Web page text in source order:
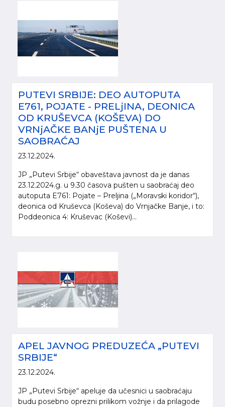
PUTEVI SRBIJE: DEO AUTOPUTA
E761, POJATE - PRELjINA, DEONICA
OD KRUŠEVCA (KOŠEVA) DO
VRNjAČKE BANjE PUŠTENA U
SAOBRAĆAJ
23.12.2024.
JP „Putevi Srbije“ obaveštava javnost da je danas
23.12.2024.g. u 9.30 časova pušten u saobraćaj deo
autoputa E761: Pojate – Preljina („Moravski koridor“),
deonica od Kruševca (Koševa) do Vrnjačke Banje, i to:
Poddeonica 4: Kruševac (Koševi)...
APEL JAVNOG PREDUZEĆA „PUTEVI
SRBIJE“
23.12.2024.
JP „Putevi Srbije“ apeluje da učesnici u saobraćaju
budu posebno oprezni prilikom vožnje i da prilagode